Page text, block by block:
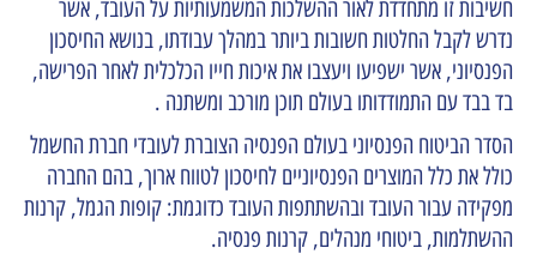
חשיבות זו מתחדדת לאור ההשלכות המשמעותיות על העובד, אשר
נדרש לקבל החלטות חשובות ביותר במהלך עבודתו, בנושא החיסכון
הפנסיוני, אשר ישפיעו ויעצבו את איכות חייו הכלכלית לאחר הפרישה,
בד בבד עם התמודדותו בעולם תוכן מורכב ומשתנה .
הסדר הביטוח הפנסיוני בעולם הפנסיה הצוברת לעובדי חברת החשמל
כולל את כלל המוצרים הפנסיוניים לחיסכון לטווח ארוך, בהם החברה
מפקידה עבור העובד ובהשתתפות העובד כדוגמת: קופות הגמל, קרנות
ההשתלמות, ביטוחי מנהלים, קרנות פנסיה.